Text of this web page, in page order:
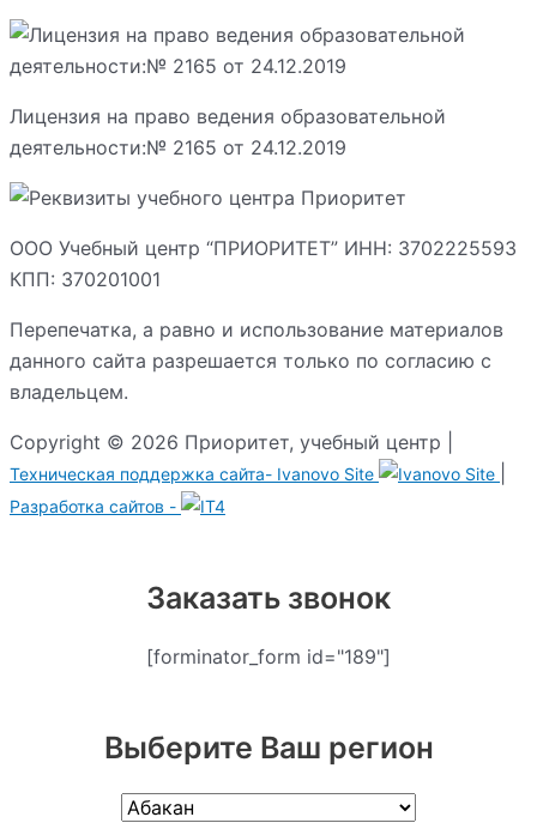
Лицензия на право ведения образовательной
деятельности:№ 2165 от 24.12.2019
ООО Учебный центр “ПРИОРИТЕТ” ИНН: 3702225593
КПП: 370201001
Перепечатка, а равно и использование материалов
данного сайта разрешается только по согласию с
владельцем.
Copyright © 2026 Приоритет, учебный центр |
Техническая поддержка сайта- Ivanovo Site
Разработка сайтов -
Заказать звонок
[forminator_form id="189"]
Выберите Ваш регион